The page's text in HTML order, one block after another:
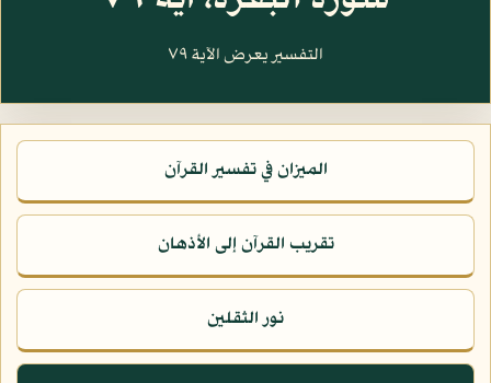
التفسير يعرض الآية ٧٩
الميزان في تفسير القرآن
تقريب القرآن إلى الأذهان
نور الثقلين